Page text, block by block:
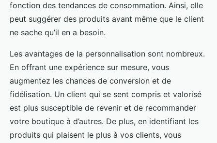
fonction des tendances de consommation. Ainsi, elle
peut suggérer des produits avant même que le client
ne sache qu’il en a besoin.
Les avantages de la personnalisation sont nombreux.
En offrant une expérience sur mesure, vous
augmentez les chances de conversion et de
fidélisation. Un client qui se sent compris et valorisé
est plus susceptible de revenir et de recommander
votre boutique à d’autres. De plus, en identifiant les
produits qui plaisent le plus à vos clients, vous